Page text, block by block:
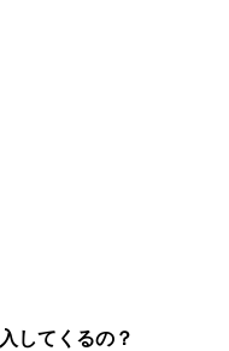
してくるの？